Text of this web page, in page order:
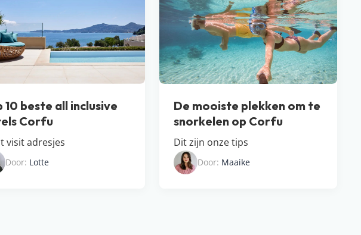
10 beste all inclusive
Corfu
visit adresjes
Door: Lotte
De mooiste plekken om te
snorkelen op Corfu
Dit zijn onze tips
Door: Maaike